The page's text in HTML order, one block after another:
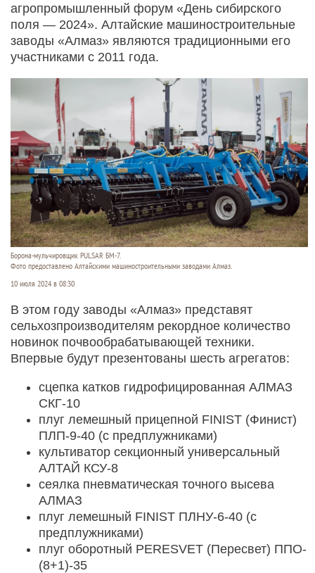
агропромышленный форум «День сибирского
поля — 2024». Алтайские машиностроительные
заводы «Алмаз» являются традиционными его
участниками с 2011 года.
Борона-мульчировщик PULSAR БМ-7.
Фото предоставлено Алтайскими машиностроительными заводами Алмаз.
10 июля 2024 в 08:30
В этом году заводы «Алмаз» представят
сельхозпроизводителям рекордное количество
новинок почвообрабатывающей техники.
Впервые будут презентованы шесть агрегатов:
сцепка катков гидрофицированная АЛМАЗ
СКГ-10
плуг лемешный прицепной FINIST (Финист)
ПЛП-9-40 (с предплужниками)
культиватор секционный универсальный
АЛТАЙ КСУ-8
сеялка пневматическая точного высева
АЛМАЗ
плуг лемешный FINIST ПЛНУ-6-40 (с
предплужниками)
плуг оборотный PERESVET (Пересвет) ППО-
(8+1)-35